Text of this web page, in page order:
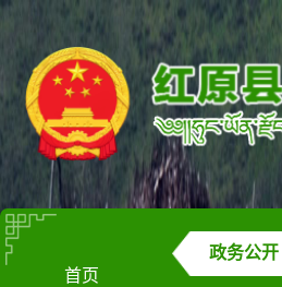
首页
政务公开